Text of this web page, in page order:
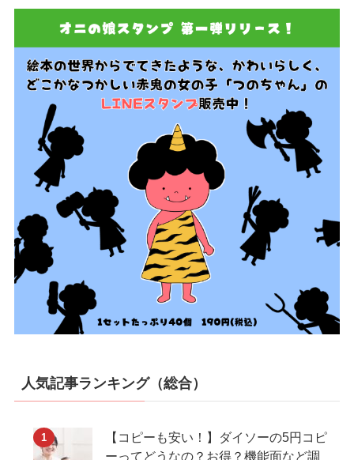
人気記事ランキング（総合）
【コピーも安い！】ダイソーの5円コピ
ーってどうなの？お得？機能面など調